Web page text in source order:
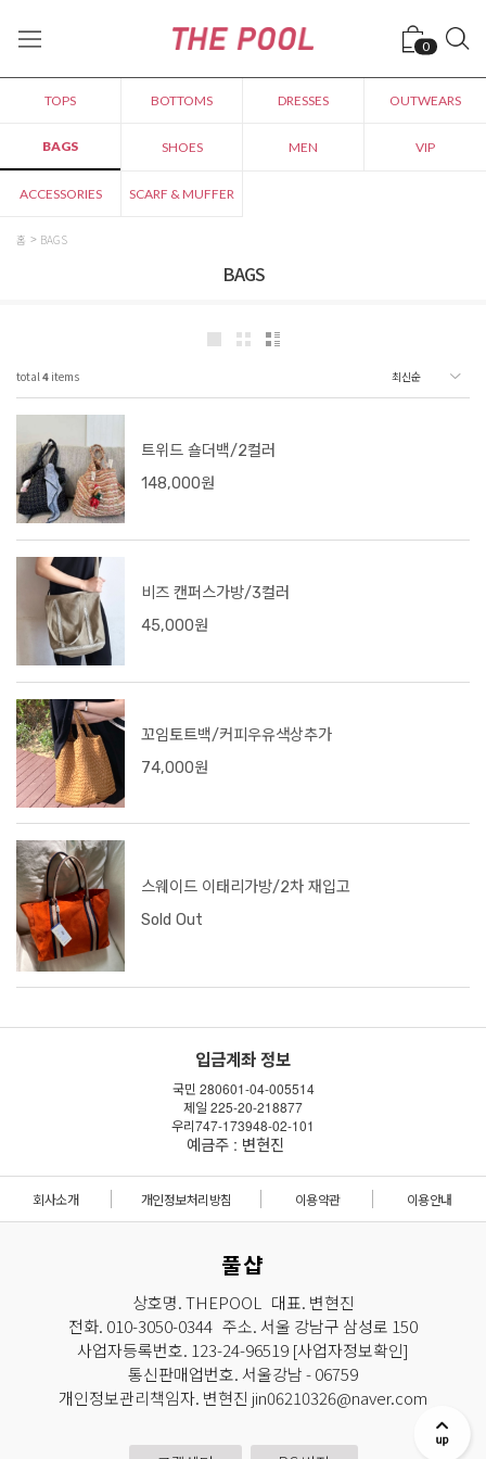
0
TOPS BOTTOMS DRESSES OUTWEARS
BAGS SHOES MEN VIP
ACCESSORIES SCARF & MUFFER
홈 BAGS
BAGS
total4 items
트위드 숄더백/2컬러
148,000원
비즈 캔퍼스가방/3컬러
45,000원
꼬임토트백/커피우유색상추가
74,000원
스웨이드 이태리가방/2차 재입고
Sold Out
입금계좌 정보
국민 280601-04-005514
제일 225-20-218877
우리747-173948-02-101
예금주 : 변현진
회사소개 개인정보처리방침 이용약관 이용안내
풀샵
상호명. THEPOOL 대표. 변현진
전화. 010-3050-0344 주소. 서울 강남구 삼성로 150
사업자등록번호. 123-24-96519 [사업자정보확인]
통신판매업번호. 서울강남 - 06759
개인정보관리책임자. 변현진 jin06210326@naver.com